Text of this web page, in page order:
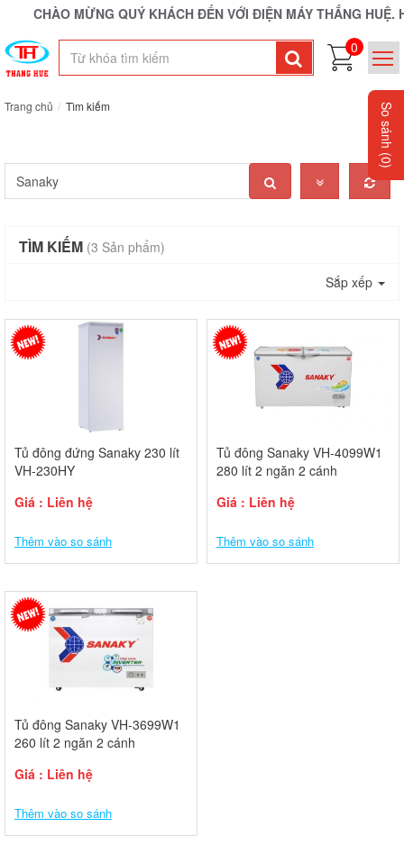
CHÀO MỪNG QUÝ KHÁCH ĐẾN VỚI ĐIỆN MÁY THẮNG HUỆ.
So sánh
(0)
0
Trang chủ Tìm kiếm
TÌM KIẾM (3 Sản phẩm)
Sắp xếp
Tủ đông đứng Sanaky 230 lít
VH-230HY
Giá : Liên hệ
Thêm vào so sánh
Tủ đông Sanaky VH-4099W1
280 lít 2 ngăn 2 cánh
Giá : Liên hệ
Thêm vào so sánh
Tủ đông Sanaky VH-3699W1
260 lít 2 ngăn 2 cánh
Giá : Liên hệ
Thêm vào so sánh